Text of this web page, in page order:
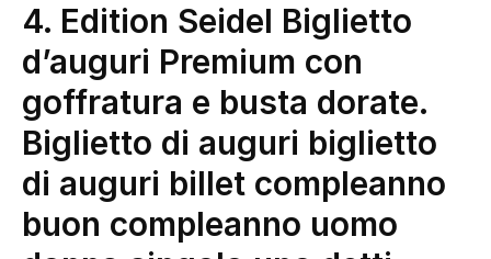
4. Edition Seidel Biglietto
d’auguri Premium con
goffratura e busta dorate.
Biglietto di auguri biglietto
di auguri billet compleanno
buon compleanno uomo